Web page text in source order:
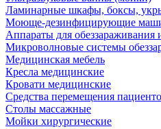
Ламинарные шкафы, боксы,
Моюще-дезинфицирующие
Аппараты для обеззараживания
Микроволновые системы
Медицинская мебель
Кресла медицинские
Кровати медицинские
Средства перемещения
Столы массажные
Мойки хирургические